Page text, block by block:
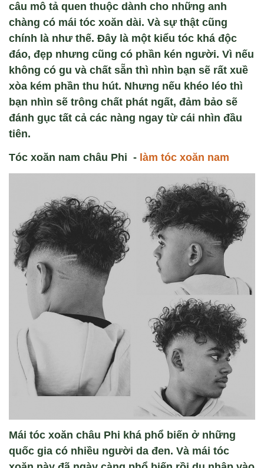
câu mô tả quen thuộc dành cho những anh
chàng có mái tóc xoăn dài. Và sự thật cũng
chính là như thế. Đây là một kiểu tóc khá độc
đáo, đẹp nhưng cũng có phần kén người. Vì nếu
không có gu và chất sẵn thì nhìn bạn sẽ rất xuề
xòa kém phần thu hút. Nhưng nếu khéo léo thì
bạn nhìn sẽ trông chất phát ngất, đảm bảo sẽ
đánh gục tất cả các nàng ngay từ cái nhìn đầu
tiên.
Tóc xoăn nam châu Phi - làm tóc xoăn nam
Mái tóc xoăn châu Phi khá phổ biến ở những
quốc gia có nhiều người da đen. Và mái tóc